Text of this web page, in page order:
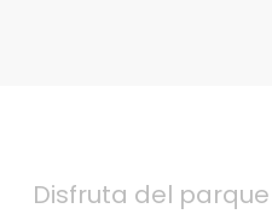
Disfruta del